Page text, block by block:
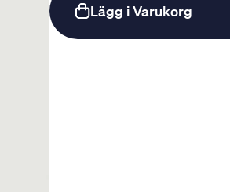
Lägg i Varukorg